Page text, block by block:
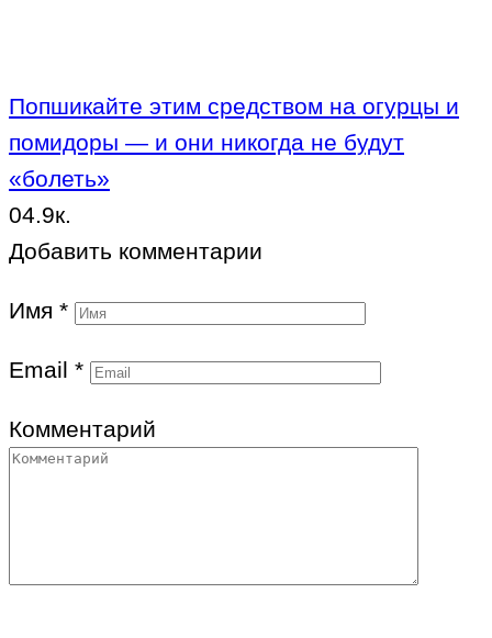
Попшикайте этим средством на огурцы и
помидоры — и они никогда не будут
«болеть»
04.9к.
Добавить комментарии
Имя *
Email *
Комментарий